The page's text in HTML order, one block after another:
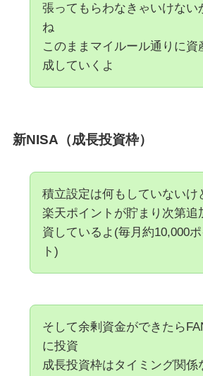
張ってもらわなきゃいけない
ね
このままマイルール通りに資
成していくよ
新NISA（成長投資枠）
積立設定は何もしていないけ
楽天ポイントが貯まり次第追
資しているよ(毎月約10,000
ト)
そして余剰資金ができたら
に投資
成長投資枠はタイミング関係